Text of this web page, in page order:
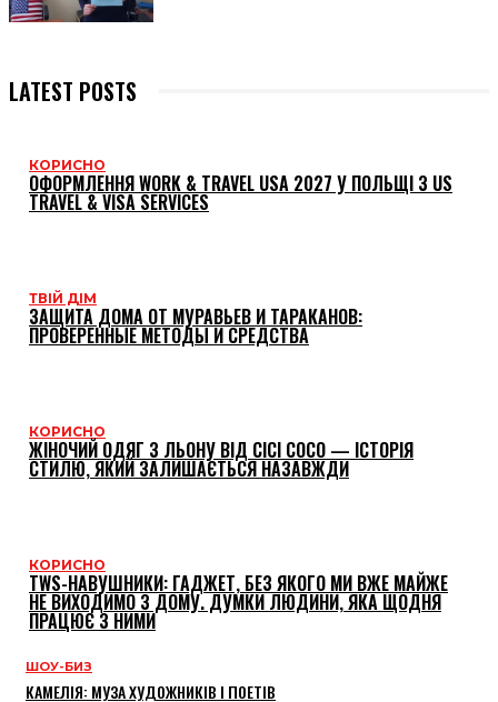
LATEST POSTS
КОРИСНО
ОФОРМЛЕННЯ WORK & TRAVEL USA 2027 У ПОЛЬЩІ З US
TRAVEL & VISA SERVICES
ТВІЙ ДІМ
ЗАЩИТА ДОМА ОТ МУРАВЬЕВ И ТАРАКАНОВ:
ПРОВЕРЕННЫЕ МЕТОДЫ И СРЕДСТВА
КОРИСНО
ЖІНОЧИЙ ОДЯГ З ЛЬОНУ ВІД CICI COCO — ІСТОРІЯ
СТИЛЮ, ЯКИЙ ЗАЛИШАЄТЬСЯ НАЗАВЖДИ
КОРИСНО
TWS-НАВУШНИКИ: ГАДЖЕТ, БЕЗ ЯКОГО МИ ВЖЕ МАЙЖЕ
НЕ ВИХОДИМО З ДОМУ. ДУМКИ ЛЮДИНИ, ЯКА ЩОДНЯ
ПРАЦЮЄ З НИМИ
ШОУ-БИЗ
КАМЕЛІЯ: МУЗА ХУДОЖНИКІВ І ПОЕТІВ